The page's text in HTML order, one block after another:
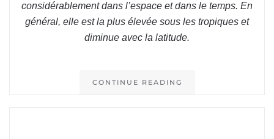
considérablement dans l’espace et dans le temps. En
général, elle est la plus élevée sous les tropiques et
diminue avec la latitude.
CONTINUE READING